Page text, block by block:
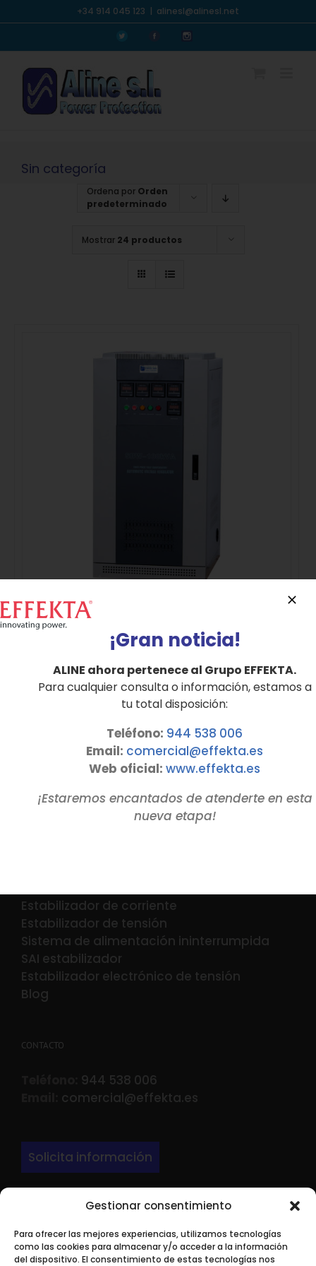
Gestionar consentimiento
Para ofrecer las mejores experiencias, utilizamos tecnologías
como las cookies para almacenar y/o acceder a la información
del dispositivo. El consentimiento de estas tecnologías nos
al
+34 914 045 123 | alinesl@alinesl.net
PersonalizadoPersonalizadoPersonalizado
Sin categoría
Ordena por Orden
predeterminado
Mostrar 24 productos
Estabilizadores Trifásicos Serie SBW hasta
Detalles
Estabilizador de corriente
Estabilizador de tensión
Sistema de alimentación ininterrumpida
SAI estabilizador
Estabilizador electrónico de tensión
Blog
CONTACTO
944 538 006
comercial@effekta.es
Solicita información
LARRONDO BEHEKO ETORBIDEA Edif 3 Nave P-
9.
¡Gran noticia!
ALINE ahora pertenece al Grupo EFFEKTA.
Para cualquier consulta o información, estamos a
tu total disposición:
Teléfono: 944 538 006
Email: comercial@effekta.es
Web oficial: www.effekta.es
¡Estaremos encantados de atenderte en esta
nueva etapa!